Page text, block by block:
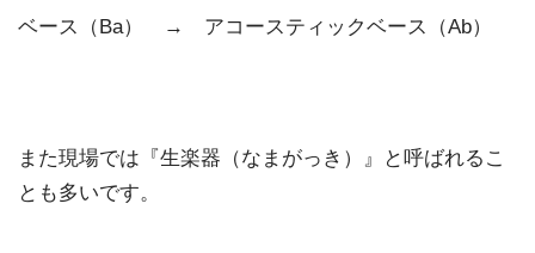
ベース（Ba） → アコースティックベース（Ab）
また現場では『生楽器（なまがっき）』と呼ばれるこ
とも多いです。